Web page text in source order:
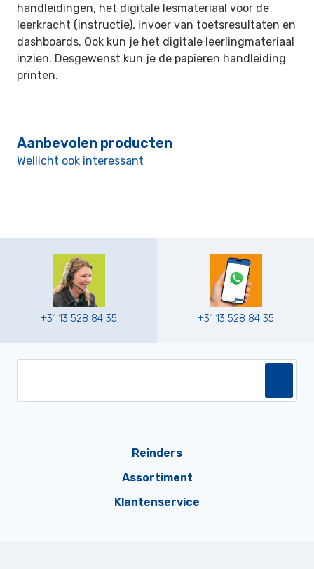
handleidingen, het digitale lesmateriaal voor de
leerkracht (instructie), invoer van toetsresultaten en
dashboards. Ook kun je het digitale leerlingmateriaal
inzien. Desgewenst kun je de papieren handleiding
printen.
Aanbevolen producten
Wellicht ook interessant
+31 13 528 84 35 +31 13 528 84 35
Reinders
Assortiment
Klantenservice